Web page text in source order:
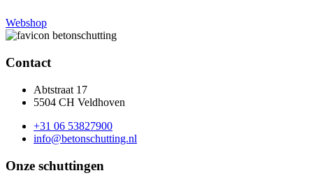
Webshop
Contact
Abtstraat 17
5504 CH Veldhoven
+31 06 53827900
info@betonschutting.nl
Onze schuttingen